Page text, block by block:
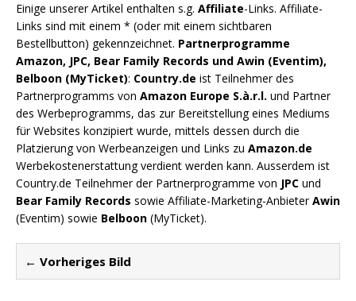
Einige unserer Artikel enthalten s.g. Affiliate-Links. Affiliate-
Links sind mit einem * (oder mit einem sichtbaren
Bestellbutton) gekennzeichnet. Partnerprogramme
Amazon, JPC, Bear Family Records und Awin (Eventim),
Belboon (MyTicket): Country.de ist Teilnehmer des
Partnerprogramms von Amazon Europe S.à.r.l. und Partner
des Werbeprogramms, das zur Bereitstellung eines Mediums
für Websites konzipiert wurde, mittels dessen durch die
Platzierung von Werbeanzeigen und Links zu Amazon.de
Werbekostenerstattung verdient werden kann. Ausserdem ist
Country.de Teilnehmer der Partnerprogramme von JPC und
Bear Family Records sowie Affiliate-Marketing-AnbieterAwin
(Eventim) sowie Belboon (MyTicket).
← Vorheriges Bild